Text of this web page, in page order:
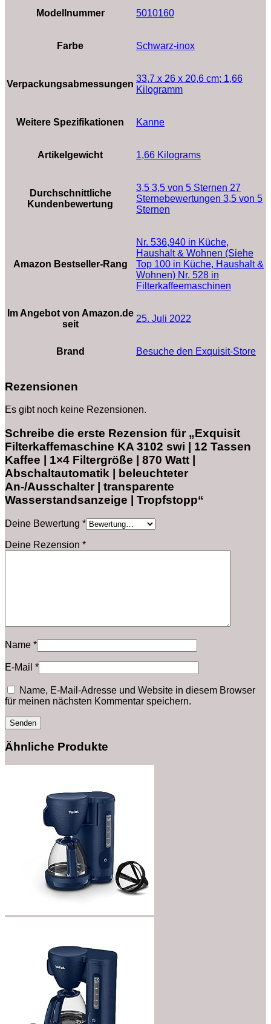
Modellnummer ‎5010160
Farbe ‎Schwarz-inox
Verpackungsabmessungen
‎33,7 x 26 x 20,6 cm; 1,66
Kilogramm
Weitere Spezifikationen ‎Kanne
Artikelgewicht ‎1,66 Kilograms
Durchschnittliche
Kundenbewertung
3,5 3,5 von 5 Sternen 27
Sternebewertungen 3,5 von 5
Sternen
Amazon Bestseller-Rang
Nr. 536,940 in Küche,
Haushalt & Wohnen (Siehe
Top 100 in Küche, Haushalt &
Wohnen) Nr. 528 in
Filterkaffeemaschinen
Im Angebot von Amazon.de
seit
25. Juli 2022
Brand Besuche den Exquisit-Store
Rezensionen
Es gibt noch keine Rezensionen.
Schreibe die erste Rezension für „Exquisit
Filterkaffemaschine KA 3102 swi | 12 Tassen
Kaffee | 1×4 Filtergröße | 870 Watt |
Abschaltautomatik | beleuchteter
An-/Ausschalter | transparente
Wasserstandsanzeige | Tropfstopp“
Deine Bewertung *
Deine Rezension *
Name *
E-Mail *
Name, E-Mail-Adresse und Website in diesem Browser
für meinen nächsten Kommentar speichern.
Ähnliche Produkte